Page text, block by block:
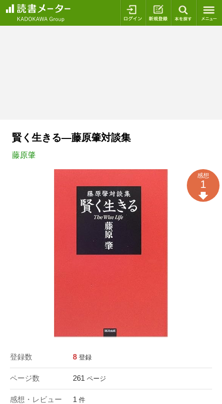
ログイン 新規登録
賢く生きる―藤原肇対談集
藤原肇
登録数 8 登録
ページ数 261 ページ
感想・レビュー 1 件
感想
1